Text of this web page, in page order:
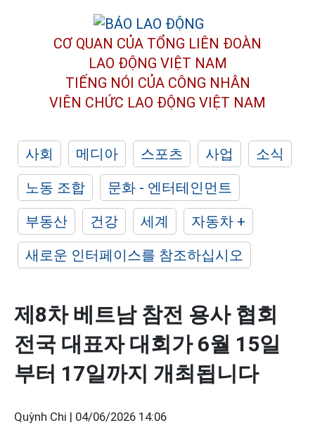
CƠ QUAN CỦA TỔNG LIÊN ĐOÀN
LAO ĐỘNG VIỆT NAM
TIẾNG NÓI CỦA CÔNG NHÂN
VIÊN CHỨC LAO ĐỘNG VIỆT NAM
사회 메디아 스포츠 사업
소식
노동 조합
문화 - 엔터테인먼트
부동산
건강 세계
자동차 +
새로운 인터페이스를 참조하십시오
제8차 베트남 참전 용사 협회
전국 대표자 대회가 6월 15일
부터 17일까지 개최됩니다
Quỳnh Chi | 04/06/2026 14:06